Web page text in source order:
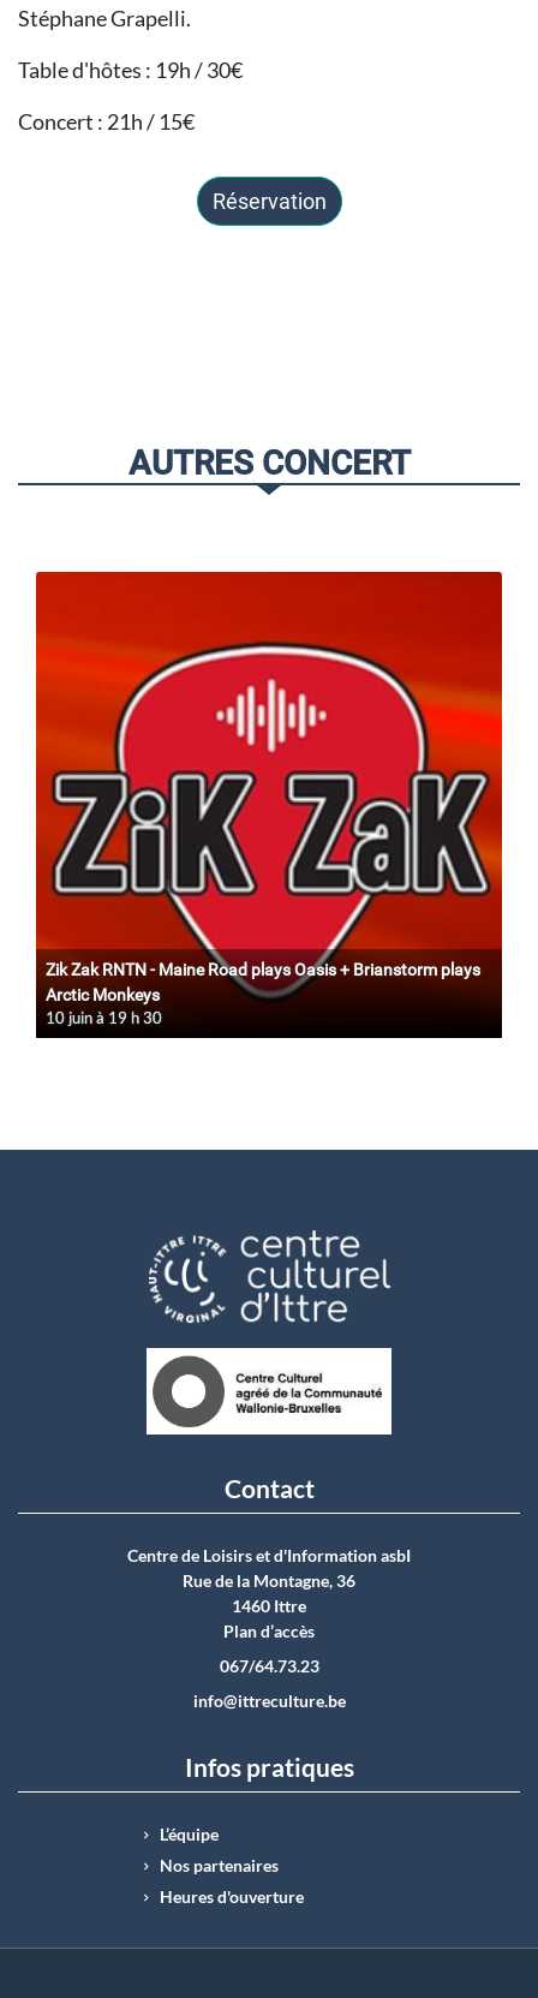
Stéphane Grapelli.
Table d'hôtes : 19h / 30€
Concert : 21h / 15€
Réservation
AUTRES CONCERT
Zik Zak RNTN - Maine Road plays Oasis + Brianstorm plays
Arctic Monkeys
10 juin à 19 h 30
Contact
Centre de Loisirs et d'Information asbI
Rue de la Montagne, 36
1460 Ittre
Plan d’accès
067/64.73.23
info@ittreculture.be
Infos pratiques
L’équipe
Nos partenaires
Heures d'ouverture